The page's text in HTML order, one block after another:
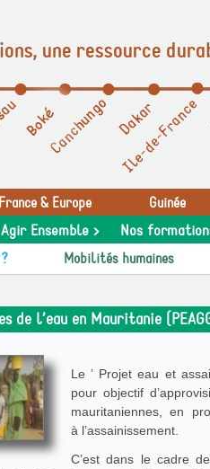
une ressource
France & Europe Guinée
Agir Ensemble > Nos
Mobilités humaines
de l’eau en Mauritanie
Le ’ Projet eau et
pour objectif
mauritaniennes, en
à l’assainissement.
C’est dans le cadre